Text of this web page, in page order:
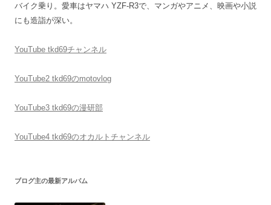
バイク乗り。愛車はヤマハ YZF-R3で、マンガやアニメ、映画や小説
にも造詣が深い。
YouTube tkd69チャンネル
YouTube2 tkd69のmotovlog
YouTube3 tkd69の漫研部
YouTube4 tkd69のオカルトチャンネル
ブログ主の最新アルバム